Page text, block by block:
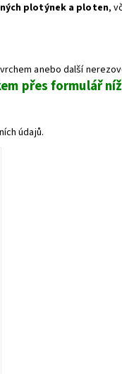
plotýnek a ploten,
anebo další
přes formulář
údajů.